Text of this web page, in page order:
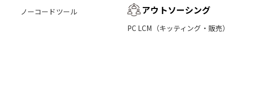
ノーコードツール
アウトソーシング
PC LCM（キッティング・販売）